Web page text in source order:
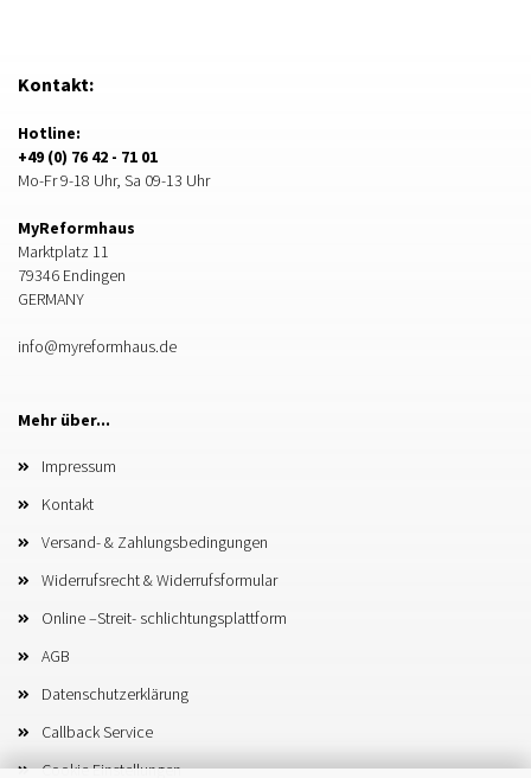
Kontakt:
Hotline:
+49 (0) 76 42 - 71 01
Mo-Fr 9-18 Uhr, Sa 09-13 Uhr
MyReformhaus
Marktplatz 11
79346 Endingen
GERMANY
info@myreformhaus.de
Mehr über...
Impressum
Kontakt
Versand- & Zahlungsbedingungen
Widerrufsrecht & Widerrufsformular
Online –Streit- schlichtungsplattform
AGB
Datenschutzerklärung
Callback Service
Cookie Einstellungen